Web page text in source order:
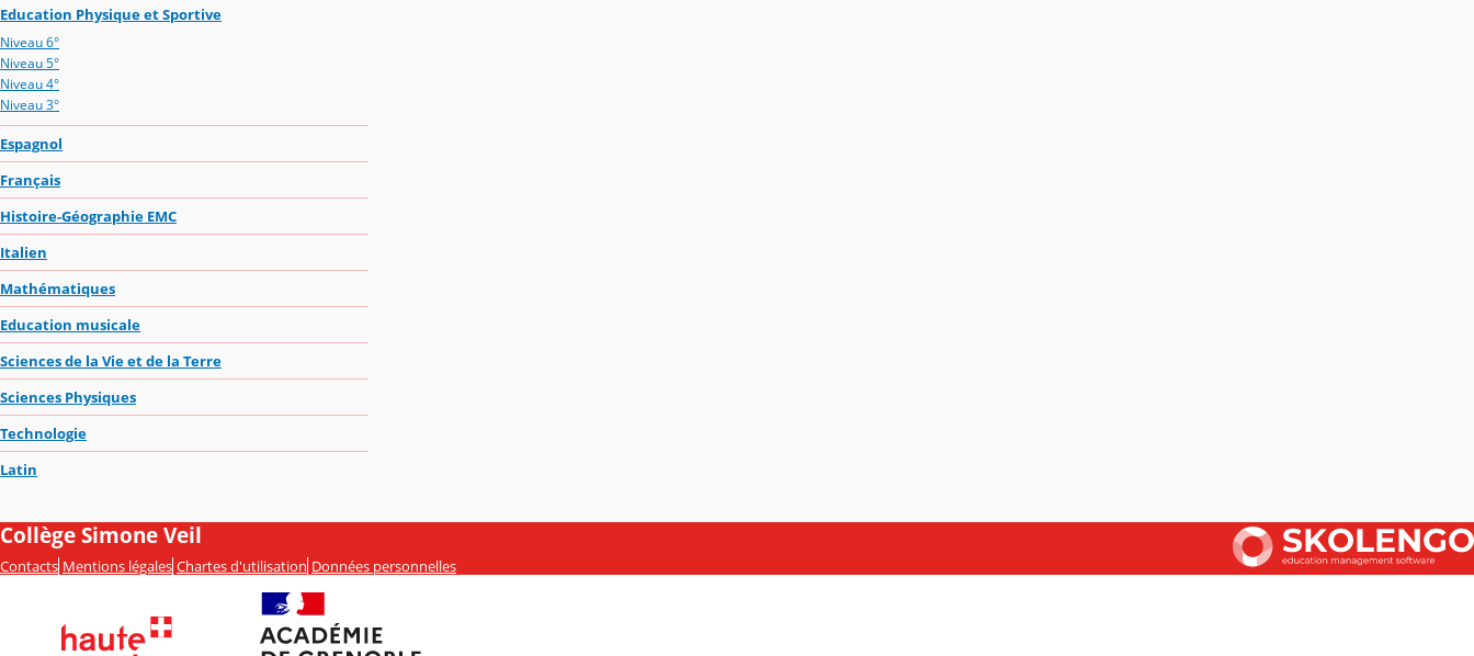
Education Physique et Sportive
Niveau 6°
Niveau 5°
Niveau 4°
Niveau 3°
Espagnol
Français
Histoire-Géographie EMC
Italien
Mathématiques
Education musicale
Sciences de la Vie et de la Terre
Sciences Physiques
Technologie
Latin
Collège Simone Veil
Contacts Mentions légales Chartes d'utilisation Données personnelles